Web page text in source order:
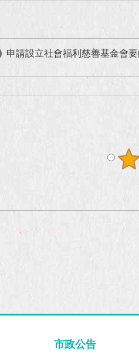
申請設立社會福利慈善基金會
市政公告